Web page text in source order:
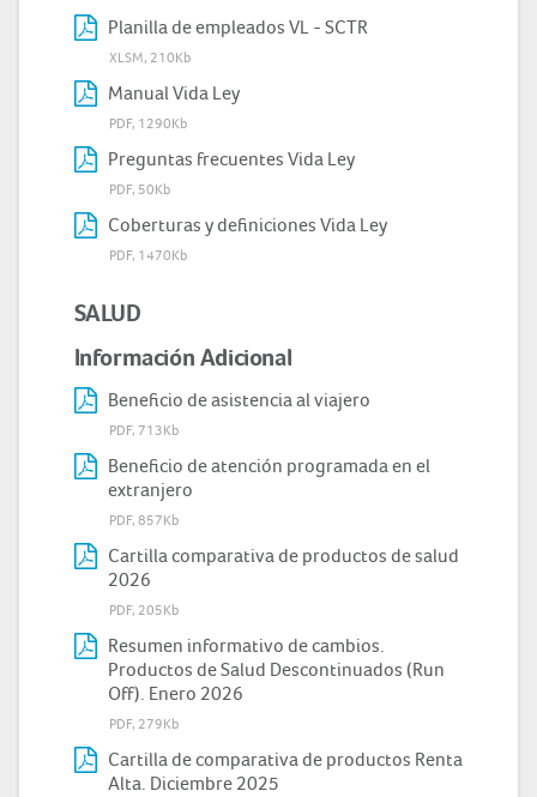
Planilla de empleados VL - SCTR
XLSM, 210Kb
Manual Vida Ley
PDF, 1290Kb
Preguntas frecuentes Vida Ley
PDF, 50Kb
Coberturas y definiciones Vida Ley
PDF, 1470Kb
SALUD
Información Adicional
Beneficio de asistencia al viajero
PDF, 713Kb
Beneficio de atención programada en el
extranjero
PDF, 857Kb
Cartilla comparativa de productos de salud
2026
PDF, 205Kb
Resumen informativo de cambios.
Productos de Salud Descontinuados (Run
Off). Enero 2026
PDF, 279Kb
Cartilla de comparativa de productos Renta
Alta. Diciembre 2025